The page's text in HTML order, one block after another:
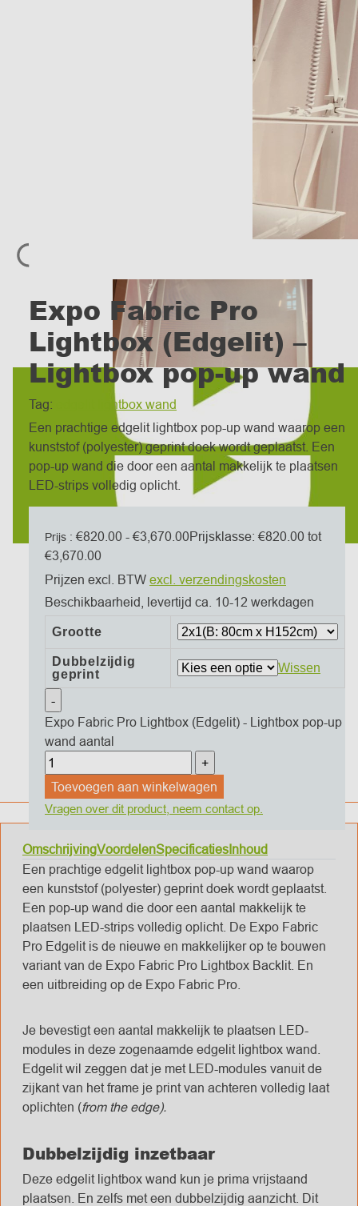
Expo Fabric Pro
Lightbox (Edgelit) –
Lightbox pop-up wand
Tag:
edgelit lightbox wand
Een prachtige edgelit lightbox pop-up wand waarop een
kunststof (polyester) geprint doek wordt geplaatst. Een
pop-up wand die door een aantal makkelijk te plaatsen
LED-strips volledig oplicht.
Prijs : €820.00 - €3,670.00Prijsklasse: €820.00 tot
€3,670.00
Prijzen excl. BTW excl. verzendingskosten
Beschikbaarheid, levertijd ca. 10-12 werkdagen
Grootte
Dubbelzijdig
geprint
Wissen
Expo Fabric Pro Lightbox (Edgelit) - Lightbox pop-up
wand aantal
Toevoegen aan winkelwagen
Vragen over dit product, neem contact op.
OmschrijvingVoordelenSpecificatiesInhoud
Een prachtige edgelit lightbox pop-up wand waarop
een kunststof (polyester) geprint doek wordt geplaatst.
Een pop-up wand die door een aantal makkelijk te
plaatsen LED-strips volledig oplicht. De Expo Fabric
Pro Edgelit is de nieuwe en makkelijker op te bouwen
variant van de Expo Fabric Pro Lightbox Backlit. En
een uitbreiding op de Expo Fabric Pro.
Je bevestigt een aantal makkelijk te plaatsen LED-
modules in deze zogenaamde edgelit lightbox wand.
Edgelit wil zeggen dat je met LED-modules vanuit de
zijkant van het frame je print van achteren volledig laat
oplichten (from the edge).
Dubbelzijdig inzetbaar
Deze edgelit lightbox wand kun je prima vrijstaand
plaatsen. En zelfs met een dubbelzijdig aanzicht. Dit